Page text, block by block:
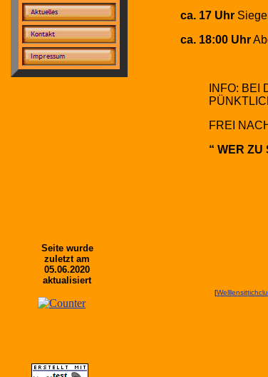
Seite wurde
zuletzt am
05.06.2020
aktualisiert
ca. 17 Uhr
ca. 18:00 Uhr
INFO: BEI
FREI
“ WER
[